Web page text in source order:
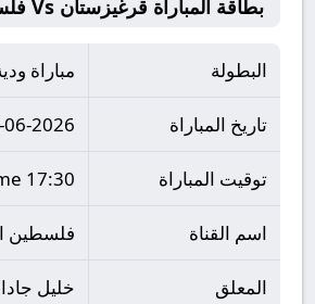
بطاقة المباراة قرغيزستان Vs فلسطين
البطولة مباراة
تاريخ المباراة 2026
توقيت المباراة 17:30 Time
اسم القناة فلسطين
المعلق خليل